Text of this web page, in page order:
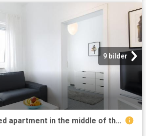
9 bilder
Stylishly furnished apartment in the middle of the trendy district of St. Pauli